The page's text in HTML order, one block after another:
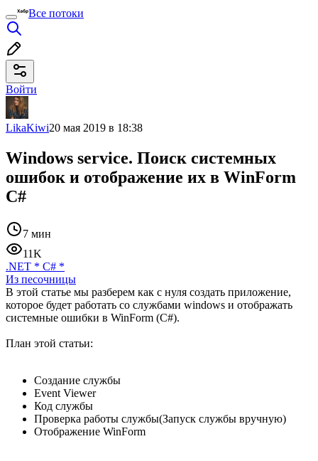
Все потоки
Войти
LikaKiwi20 мая 2019 в 18:38
Windows service. Поиск системных
ошибок и отображение их в WinForm
C#
7 мин
11K
.NET * C# *
Из песочницы
В этой статье мы разберем как с нуля создать приложение,
которое будет работать со службами windows и отображать
системные ошибки в WinForm (C#).
План этой статьи:
Создание службы
Event Viewer
Код службы
Проверка работы службы(Запуск службы вручную)
Отображение WinForm